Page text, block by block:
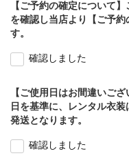
【ご予約の確定について
を確認し当店より【ご予
す。
確認しました
【ご使用日はお間違いご
日を基準に、レンタル衣
発送となります。
確認しました